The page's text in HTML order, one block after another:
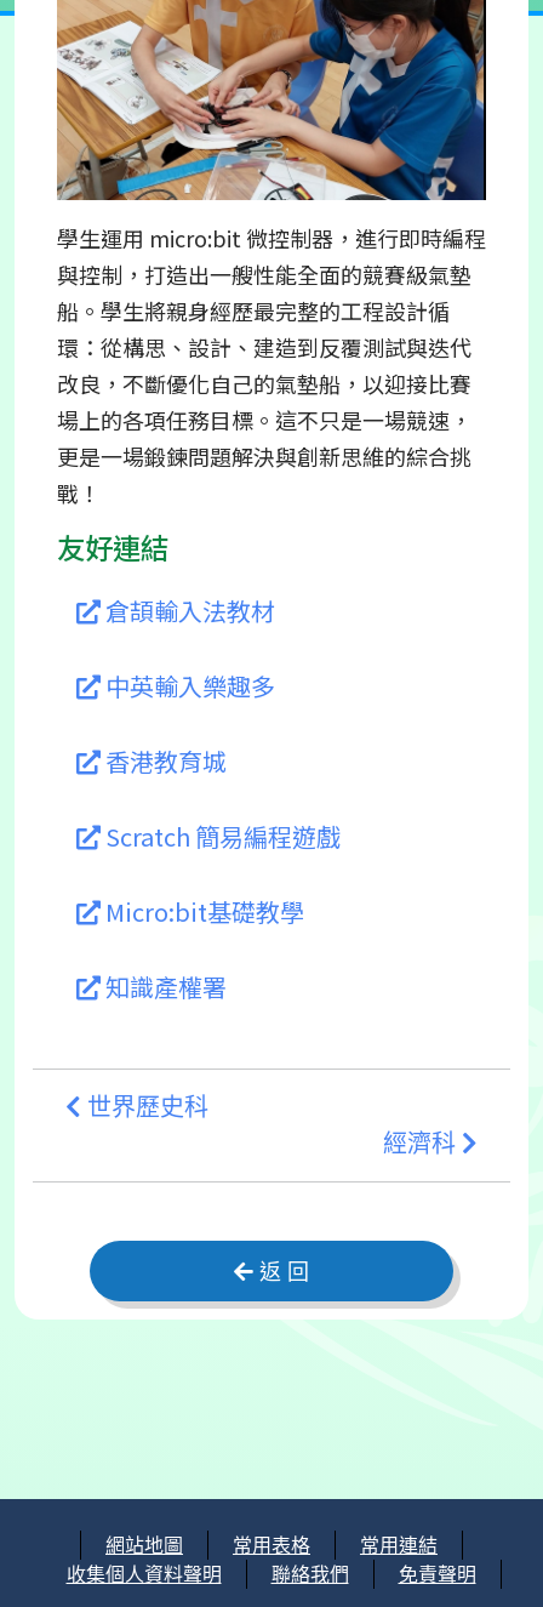
學生運用 micro:bit 微控制器，進行即時編程
與控制，打造出一艘性能全面的競賽級氣墊
船。學生將親身經歷最完整的工程設計循
環：從構思、設計、建造到反覆測試與迭代
改良，不斷優化自己的氣墊船，以迎接比賽
場上的各項任務目標。這不只是一場競速，
更是一場鍛鍊問題解決與創新思維的綜合挑
戰！
友好連結
倉頡輸入法教材
中英輸入樂趣多
香港教育城
Scratch 簡易編程遊戲
Micro:bit基礎教學
知識產權署
世界歷史科
經濟科
返 回
網站地圖 常用表格
常用連結
收集個人資料聲明
聯絡我們 免責聲明